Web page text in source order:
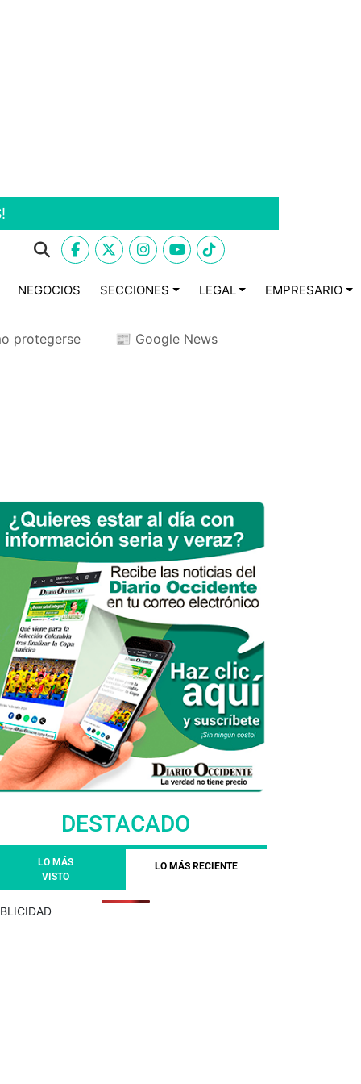
NEGOCIOS SECCIONES LEGAL EMPRESARIO
protegerse 📰 Google News
DESTACADO
LO MÁS
VISTO
LO MÁS RECIENTE